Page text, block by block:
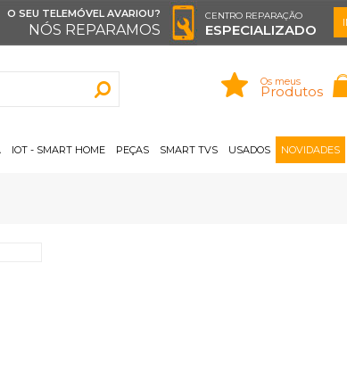
CENTRO REPARAÇÃO
ESPECIALIZADO
O SEU TELEMÓVEL AVARIOU?
NÓS REPARAMOS
Os meus
Produtos
IOT - SMART HOME PEÇAS SMART TVS USADOS NOVIDADES